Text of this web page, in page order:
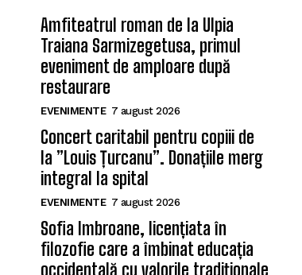
Amfiteatrul roman de la Ulpia
Traiana Sarmizegetusa, primul
eveniment de amploare după
restaurare
EVENIMENTE 7 august 2026
Concert caritabil pentru copiii de
la ”Louis Țurcanu”. Donațiile merg
integral la spital
EVENIMENTE 7 august 2026
Sofia Imbroane, licențiata în
filozofie care a îmbinat educația
occidentală cu valorile tradiționale